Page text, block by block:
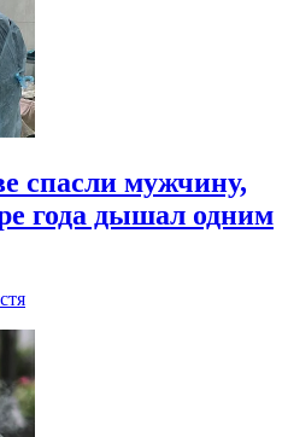
спасли мужчину,
года дышал одним